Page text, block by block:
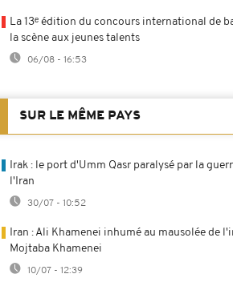
La 13ᵉ édition du concours international de
la scène aux jeunes talents
06/08 - 16:53
SUR LE MÊME PAYS
Irak : le port d'Umm Qasr paralysé par la
l'Iran
30/07 - 10:52
Iran : Ali Khamenei inhumé au mausolée de
Mojtaba Khamenei
10/07 - 12:39